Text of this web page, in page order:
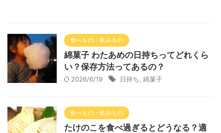
食べもの・飲みもの
綿菓子 わたあめの日持ちってどれくら
い？保存方法ってあるの？
2026/6/19 日持ち 綿菓子
食べもの・飲みもの
たけのこを食べ過ぎるとどうなる？適